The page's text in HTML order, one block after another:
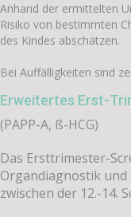
Anhand der ermittelten
Risiko von bestimmten
des Kindes abschätzen.
Bei Auffälligkeiten sind
Erweitertes Erst-
(PAPP-A, ß-HCG)
Das Ersttrimester-
Organdiagnostik
zwischen der 12.-14.